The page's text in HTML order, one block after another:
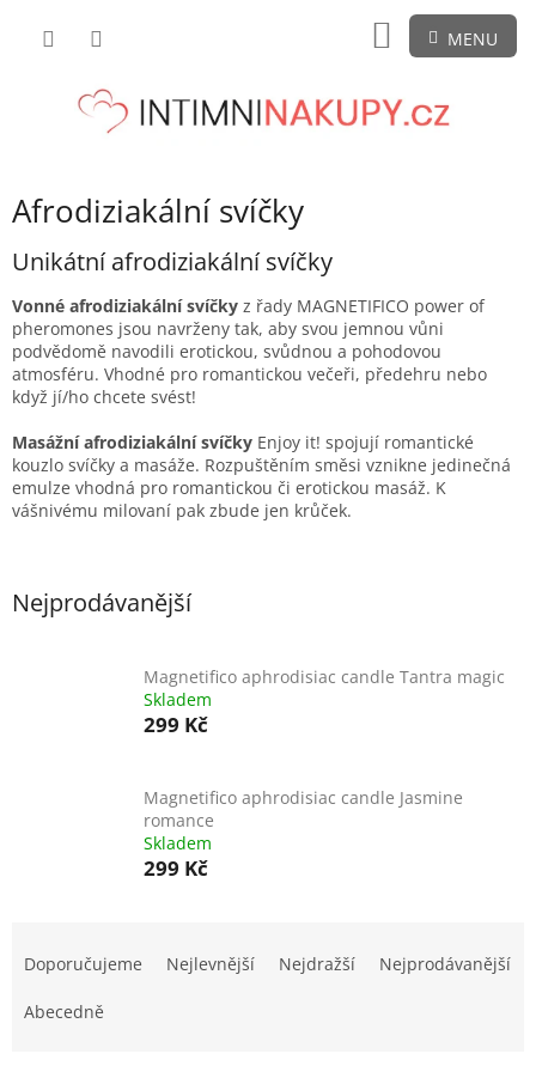
NÁKUPNÍ
KOŠÍK
Afrodiziakální svíčky
Unikátní afrodiziakální svíčky
Vonné afrodiziakální svíčky z řady MAGNETIFICO power of
pheromones jsou navrženy tak, aby svou jemnou vůni
podvědomě navodili erotickou, svůdnou a pohodovou
atmosféru. Vhodné pro romantickou večeři, předehru nebo
když jí/ho chcete svést!
Masážní afrodiziakální svíčky Enjoy it! spojují romantické
kouzlo svíčky a masáže. Rozpuštěním směsi vznikne jedinečná
emulze vhodná pro romantickou či erotickou masáž. K
vášnivému milovaní pak zbude jen krůček.
Nejprodávanější
Magnetifico aphrodisiac candle Tantra magic
Skladem
299 Kč
Magnetifico aphrodisiac candle Jasmine
romance
Skladem
299 Kč
Doporučujeme Nejlevnější Nejdražší Nejprodávanější
Abecedně